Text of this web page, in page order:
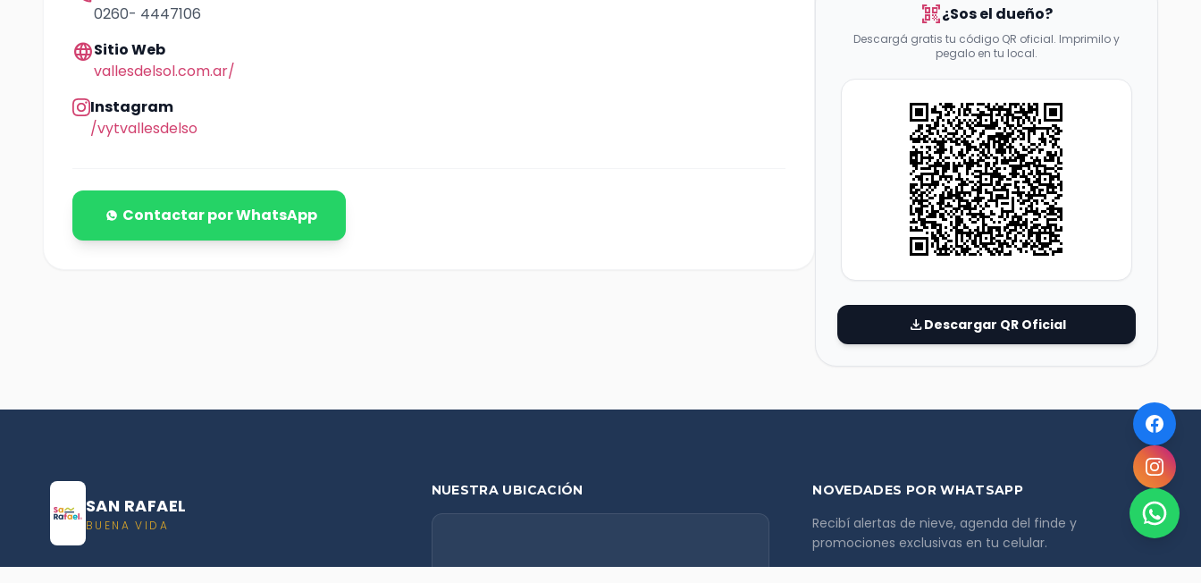
0260- 4447106
languageSitio Web
vallesdelsol.com.ar/
Instagram
/vytvallesdelso
Contactar por WhatsApp
qr_code_scanner¿Sos el dueño?
Descargá gratis tu código QR oficial. Imprimilo y
pegalo en tu local.
downloadDescargar QR Oficial
SAN RAFAEL
BUENA VIDA
NUESTRA UBICACIÓN NOVEDADES POR WHATSAPP
Recibí alertas de nieve, agenda del finde y
promociones exclusivas en tu celular.